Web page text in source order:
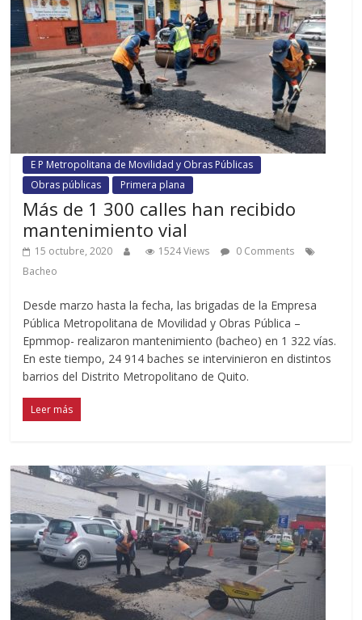
E P Metropolitana de Movilidad y Obras Públicas
Obras públicas
Primera plana
Más de 1 300 calles han recibido
mantenimiento vial
15 octubre, 2020 1524 Views
0 Comments
Bacheo
Desde marzo hasta la fecha, las brigadas de la Empresa
Pública Metropolitana de Movilidad y Obras Pública –
Epmmop- realizaron mantenimiento (bacheo) en 1 322 vías.
En este tiempo, 24 914 baches se intervinieron en distintos
barrios del Distrito Metropolitano de Quito.
Leer más